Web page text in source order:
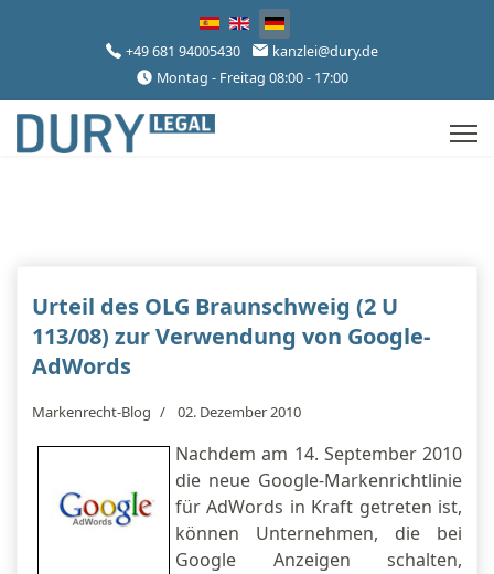
Sprache auswählen
+49 681 94005430
kanzlei@dury.de
Montag - Freitag 08:00 - 17:00
Urteil des OLG Braunschweig (2 U
113/08) zur Verwendung von Google-
AdWords
Markenrecht-Blog 02. Dezember 2010
Nachdem am 14. September 2010
die neue Google-Markenrichtlinie
für AdWords in Kraft getreten ist,
können Unternehmen, die bei
Google Anzeigen schalten,